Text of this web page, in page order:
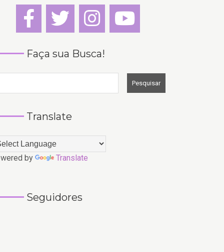
Faça sua Busca!
Translate
by Translate
Seguidores